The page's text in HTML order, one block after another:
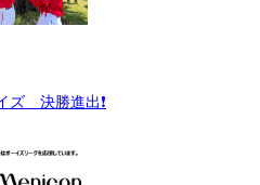
ズ 決勝進出❗️